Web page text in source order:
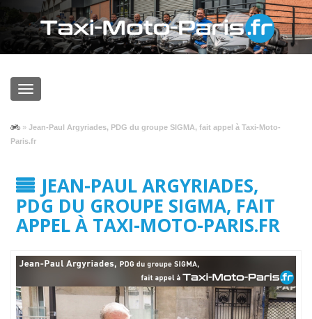
» Jean-Paul Argyriades, PDG du groupe SIGMA, fait appel à Taxi-Moto-
Paris.fr
JEAN-PAUL ARGYRIADES,
PDG DU GROUPE SIGMA, FAIT
APPEL À TAXI-MOTO-PARIS.FR